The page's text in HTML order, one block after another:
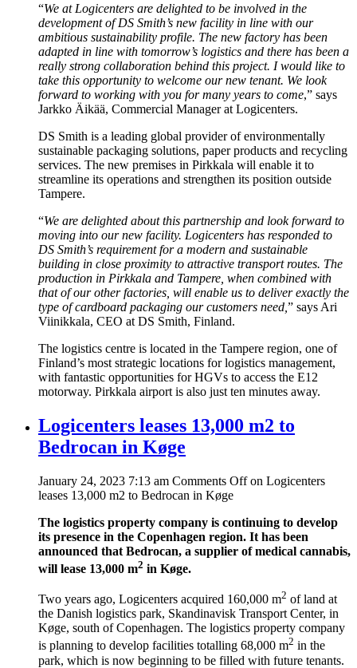
“We at Logicenters are delighted to be involved in the
development of DS Smith’s new facility in line with our
ambitious sustainability profile. The new factory has been
adapted in line with tomorrow’s logistics and there has been a
really strong collaboration behind this project. I would like to
take this opportunity to welcome our new tenant. We look
forward to working with you for many years to come,” says
Jarkko Äikää, Commercial Manager at Logicenters.
DS Smith is a leading global provider of environmentally
sustainable packaging solutions, paper products and recycling
services. The new premises in Pirkkala will enable it to
streamline its operations and strengthen its position outside
Tampere.
“We are delighted about this partnership and look forward to
moving into our new facility. Logicenters has responded to
DS Smith’s requirement for a modern and sustainable
building in close proximity to attractive transport routes. The
production in Pirkkala and Tampere, when combined with
that of our other factories, will enable us to deliver exactly the
type of cardboard packaging our customers need, ” says Ari
Viinikkala, CEO at DS Smith, Finland.
The logistics centre is located in the Tampere region, one of
Finland’s most strategic locations for logistics management,
with fantastic opportunities for HGVs to access the E12
motorway. Pirkkala airport is also just ten minutes away.
Logicenters leases 13,000 m2 to
Bedrocan in Køge
January 24, 2023 7:13 am Comments Offon Logicenters
leases 13,000 m2 to Bedrocan in Køge
The logistics property company is continuing to develop
its presence in the Copenhagen region. It has been
announced that Bedrocan, a supplier of medical cannabis,
will lease 13,000 m2 in Køge.
Two years ago, Logicenters acquired 160,000 m2 of land at
the Danish logistics park, Skandinavisk Transport Center, in
Køge, south of Copenhagen. The logistics property company
is planning to develop facilities totalling 68,000 m2 in the
park, which is now beginning to be filled with future tenants.